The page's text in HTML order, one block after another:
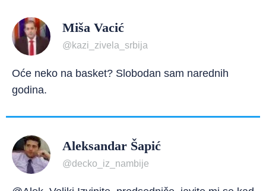
Miša Vacić
@kazi_zivela_srbija
Oće neko na basket? Slobodan sam narednih
godina.
Aleksandar Šapić
@decko_iz_nambije